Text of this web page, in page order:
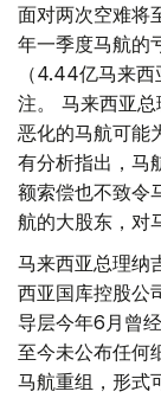
面对两次空难将
年一季度马航的
（4.44亿马来
注。 马来西亚
恶化的马航可能
有分析指出，马
额索偿也不致令
航的大股东，对
马来西亚总理纳
西亚国库控股公
导层今年6月曾
至今未公布任
马航重组，形式